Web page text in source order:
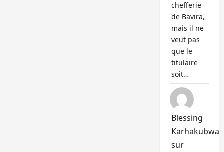
chefferie
de Bavira,
mais il ne
veut pas
que le
titulaire
soit…
Blessing
Karhakubwa
sur